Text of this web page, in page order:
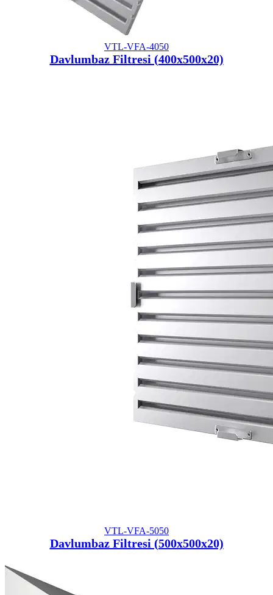
VTL-VFA-4050
Davlumbaz Filtresi (400x500x20)
VTL-VFA-5050
Davlumbaz Filtresi (500x500x20)